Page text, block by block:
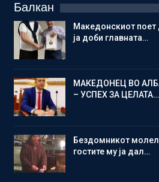
Балкан
Македонскиот
ја доби главната…
МАКЕДОНЕЦ ВО
– УСПЕХ ЗА ЦЕЛАТА…
Бездомникот молел
гостите му ја дал…